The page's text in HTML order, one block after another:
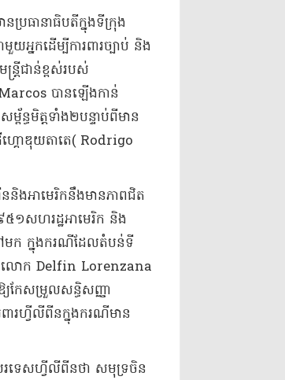
រធានាធិបតី​ក្នុង​ទីក្រុង​
នក​ដើម្បី​ការពារ​ច្បាប់ និង​
ត្រីជាន់ខ្ពស់​រប​ស់​
បាន​ឡើងកាន់
ន្ធមិត្ត​ទាំង​២​បន្ទាប់ពី​មាន​
ហ្គោ​ឌុយ​តា​តេ​( Rodrigo
ង​អាមេរិក​នឹងមាន​ភាពជិត
៩៥១​សហរដ្ឋអាមេរិក និង​
ៅមក ក្នុងករណី​ដែល​តំបន់​ទី
។​លោក Delfin Lorenzana
យ​កែសម្រួល​សន្ធិសញ្ញា​
រពារ​ហ្វីលីពីន​ក្នុងករណី​មាន​
រទេស​ហ្វីលីពីន​ថា សមុទ្រ​ចិន​